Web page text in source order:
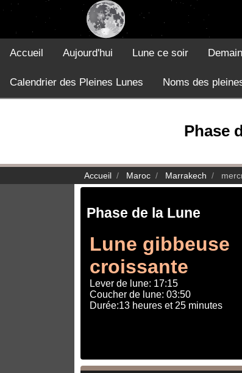
Accueil Aujourd'hui Lune ce soir Demain
Calendrier des Pleines Lunes Noms des
Phase
Accueil Maroc Marrakech
Phase de la Lune
Lune gibbeuse
croissante
Lever de lune: 17:15
Coucher de lune: 03:50
Durée:13 heures et 25 minutes